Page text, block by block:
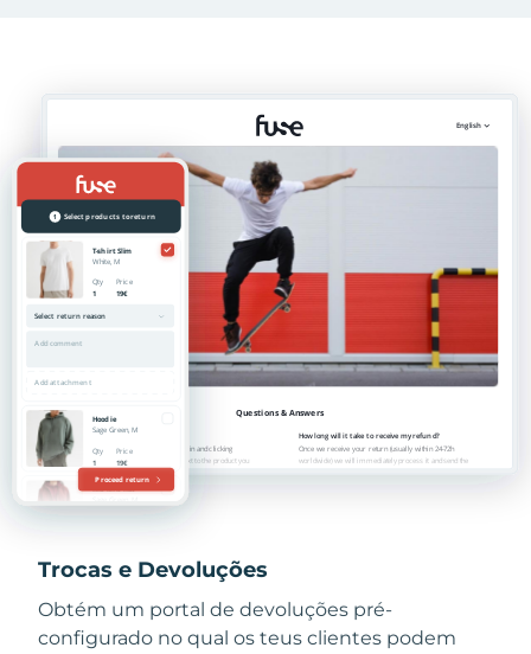
Trocas e Devoluções
Obtém um portal de devoluções pré-
configurado no qual os teus clientes podem